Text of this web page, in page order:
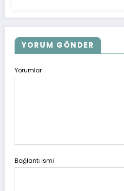
YORUM GÖNDER
Yorumlar
Bağlantı ismi